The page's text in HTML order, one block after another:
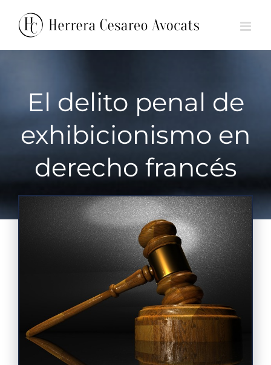
🇫🇷 FR 🇪🇸 ES
contenido
El delito penal de
exhibicionismo en
derecho francés